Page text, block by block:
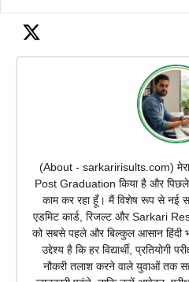
(About - sarkaririsults.com)
Post Graduation किया है और
काम कर रहा हूँ। मैं विशेष रूप से नई
एडमिट कार्ड, रिजल्ट और Sarkari
को सबसे पहले और बिल्कुल आसान हिंदी
उद्देश्य है कि हर विद्यार्थी, प्रतियोगी
नौकरी तलाश करने वाले युवाओं तक